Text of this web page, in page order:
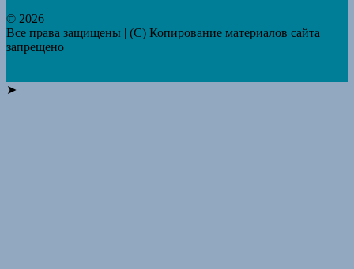
© 2026
Все права защищены | (C) Копирование материалов сайта
запрещено
➤